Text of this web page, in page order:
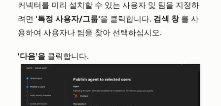
커넥터를 미리 설치할 수 있는 사용자 및 팀을 지정하
려면 '특정 사용자/그룹'을 클릭합니다. 검색 창 를 사
용하여 사용자나 팀을 찾아 선택하십시오.
'다음'을 클릭합니다.